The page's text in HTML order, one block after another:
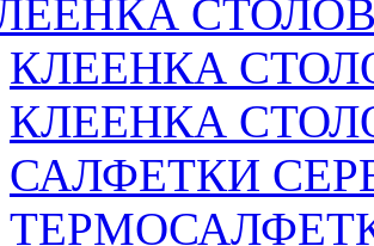
КЛЕЕНКА
КЛЕЕНКА
САЛФЕТКИ